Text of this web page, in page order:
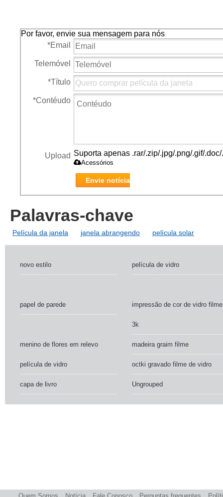
Por favor, envie sua mensagem para nós
*Email
Telemóvel
*Título
*Contéudo
Upload Suporta apenas .rar/.zip/.jpg/.png/.gif/
Acessórios
Envie notícia
Palavras-chave
Película da janela janela abrangendo película solar
novo estilo película de vidro
papel de parede impressão de cor de vidro filme
3k
menino de flores em relevo
película de vidro
madeira graim filme
octki gravado filme de vidro
capa de livro Ungrouped